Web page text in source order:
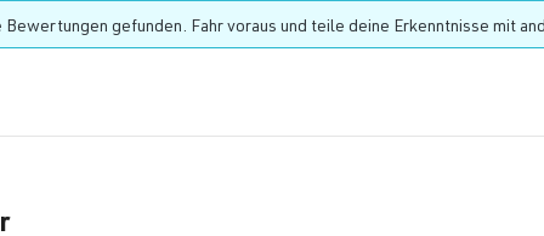
Bewertungen gefunden. Fahr voraus und teile deine Erkenntnisse mit
überspringen